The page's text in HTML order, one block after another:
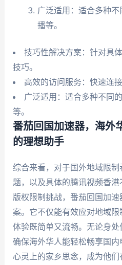
广泛适用：适合多种
播等。
技巧性解决方案：针对具
技巧。
高效的访问服务：快速连
广泛适用：适合多种不同
等。
番茄回国加速器，海外
的理想助手
综合来看，对于国外地域限
题，以及具体的腾讯视频香
版权限制挑战，番茄回国加
案。它不仅能有效应对地域
体验既简单又流畅。无论身
确保海外华人能轻松畅享国
心灵上的家乡思念，成为他